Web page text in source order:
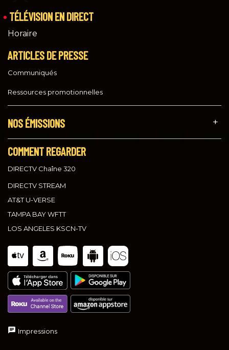
TÉLÉVISION EN DIRECT
Horaire
ARTICLES DE PRESSE
Communiqués
Ressources promotionnelles
NOS ÉMISSIONS
COMMENT REGARDER
DIRECTV Chaîne 320
DIRECTV STREAM
AT&T U-VERSE
TAMPA BAY WFTT
LOS ANGELES KSCN-TV
Impressions